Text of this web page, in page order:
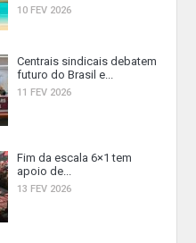
10 FEV 2026
Centrais sindicais debatem
futuro do Brasil e...
11 FEV 2026
Fim da escala 6×1 tem
apoio de...
13 FEV 2026